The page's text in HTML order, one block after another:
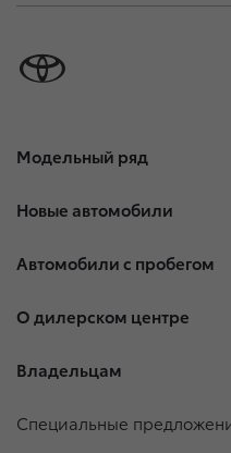
Модельный ряд
Новые автомобили
Автомобили с пробегом
О дилерском центре
Владельцам
Специальные